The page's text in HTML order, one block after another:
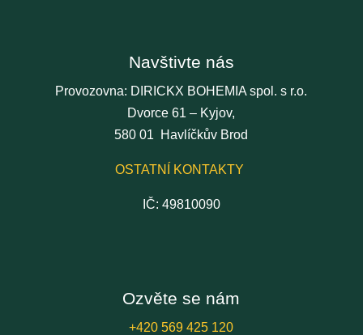
Navštivte nás
Provozovna: DIRICKX BOHEMIA spol. s r.o.
Dvorce 61 – Kyjov,
580 01 Havlíčkův Brod
OSTATNÍ KONTAKTY
IČ: 49810090
Ozvěte se nám
+420 569 425 120